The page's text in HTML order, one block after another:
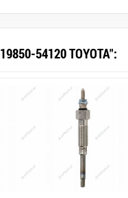
54120 TOYOTA":